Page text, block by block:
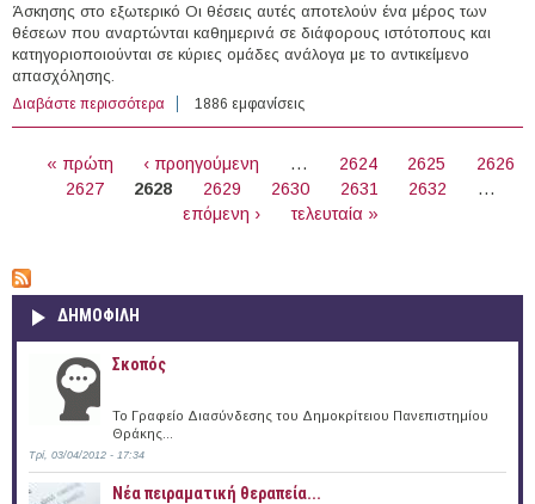
Άσκησης στο εξωτερικό Οι θέσεις αυτές αποτελούν ένα μέρος των
θέσεων που αναρτώνται καθημερινά σε διάφορους ιστότοπους και
κατηγοριοποιούνται σε κύριες ομάδες ανάλογα με το αντικείμενο
απασχόλησης.
Διαβάστε περισσότερα για 59 θέσεις Πρακτικής Άσκησης στο εξωτερικό
(14/01/2015)
1886 εμφανίσεις
« πρώτη ‹ προηγούμενη … 2624 2625
2626
2627
2628 2629 2630 2631 2632
…
επόμενη ›
τελευταία »
ΔΗΜΟΦΙΛΗ
Σκοπός
Το Γραφείο Διασύνδεσης του Δημοκρίτειου Πανεπιστημίου
Θράκης...
Τρί, 03/04/2012 - 17:34
Νέα πειραματική θεραπεία...